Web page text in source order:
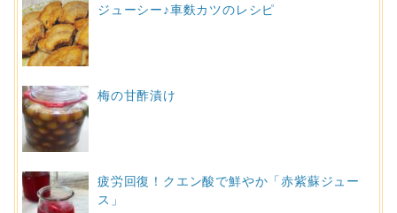
ジューシー♪車麩カツのレシピ
梅の甘酢漬け
疲労回復！クエン酸で鮮やか「赤紫蘇ジュー
ス」